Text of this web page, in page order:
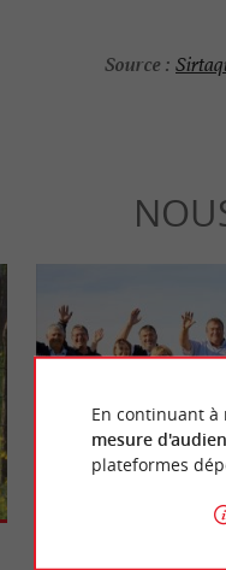
Source :
Gourmande
En continuant à
mesure
plateformes